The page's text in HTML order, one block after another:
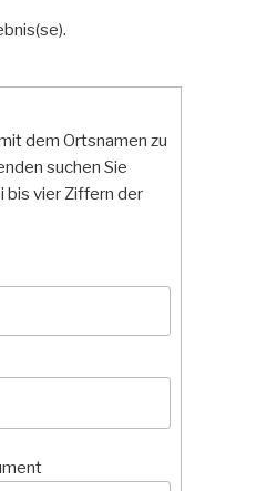
dem Ortsnamen zu
suchen Sie
bis vier Ziffern der